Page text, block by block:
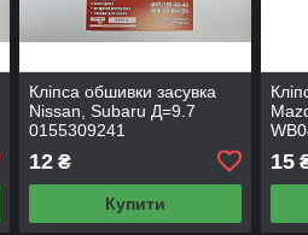
Кліпса обшивки засувка
Nissan, Subaru Д=9.7
0155309241
12₴
Купити
15